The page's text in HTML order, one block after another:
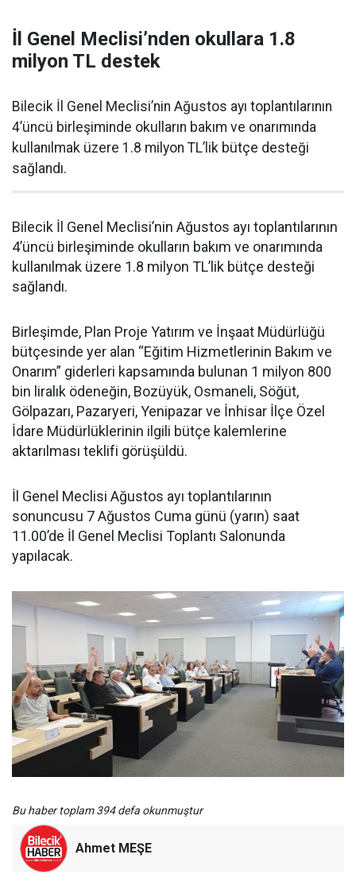
İl Genel Meclisi’nden okullara 1.8
milyon TL destek
Bilecik İl Genel Meclisi’nin Ağustos ayı toplantılarının
4’üncü birleşiminde okulların bakım ve onarımında
kullanılmak üzere 1.8 milyon TL’lik bütçe desteği
sağlandı.
Bilecik İl Genel Meclisi’nin Ağustos ayı toplantılarının
4’üncü birleşiminde okulların bakım ve onarımında
kullanılmak üzere 1.8 milyon TL’lik bütçe desteği
sağlandı.
Birleşimde, Plan Proje Yatırım ve İnşaat Müdürlüğü
bütçesinde yer alan “Eğitim Hizmetlerinin Bakım ve
Onarım” giderleri kapsamında bulunan 1 milyon 800
bin liralık ödeneğin, Bozüyük, Osmaneli, Söğüt,
Gölpazarı, Pazaryeri, Yenipazar ve İnhisar İlçe Özel
İdare Müdürlüklerinin ilgili bütçe kalemlerine
aktarılması teklifi görüşüldü.
İl Genel Meclisi Ağustos ayı toplantılarının
sonuncusu 7 Ağustos Cuma günü (yarın) saat
11.00’de İl Genel Meclisi Toplantı Salonunda
yapılacak.
Bu haber toplam 394 defa okunmuştur
Ahmet MEŞE